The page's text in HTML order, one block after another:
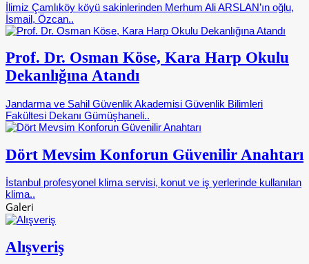
İlimiz Çamlıköy köyü sakinlerinden Merhum Ali ARSLAN’ın oğlu,
İsmail, Özcan..
Prof. Dr. Osman Köse, Kara Harp Okulu
Dekanlığına Atandı
Jandarma ve Sahil Güvenlik Akademisi Güvenlik Bilimleri
Fakültesi Dekanı Gümüşhaneli..
Dört Mevsim Konforun Güvenilir Anahtarı
İstanbul profesyonel klima servisi, konut ve iş yerlerinde kullanılan
klima..
Galeri
Alışveriş